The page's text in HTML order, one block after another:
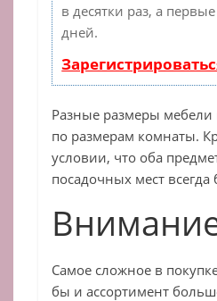
в десятки раз, а
дней.
Разные размеры
по размерам комнаты.
условии, что оба
посадочных мест
Самое сложное в
бы и ассортимент